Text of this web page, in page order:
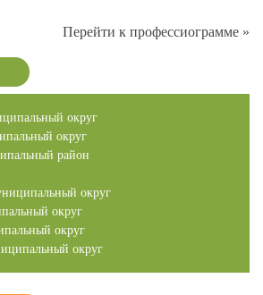
Перейти к профессиограмме »
округ
округ
район
округ
округ
округ
округ